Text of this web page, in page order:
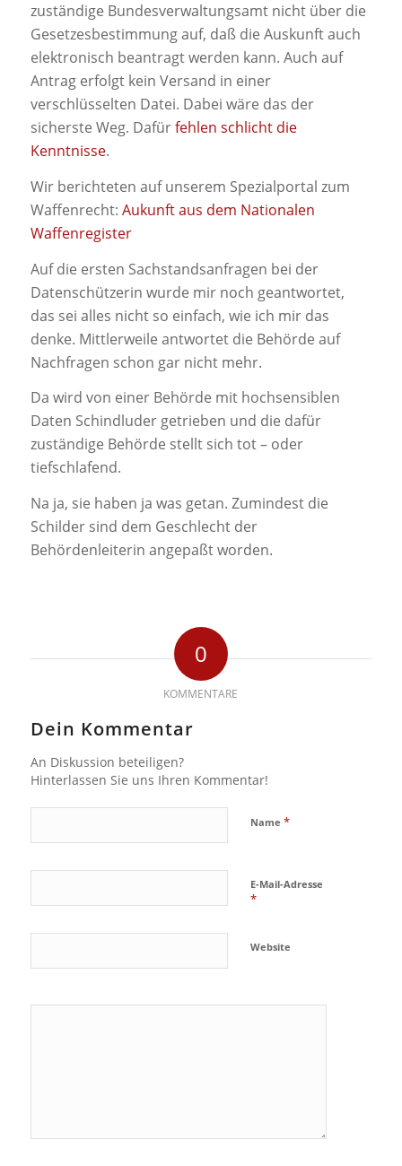
zuständige Bundesverwaltungsamt nicht über die
Gesetzesbestimmung auf, daß die Auskunft auch
elektronisch beantragt werden kann. Auch auf
Antrag erfolgt kein Versand in einer
verschlüsselten Datei. Dabei wäre das der
sicherste Weg. Dafürfehlen schlicht die
Kenntnisse.
Wir berichteten auf unserem Spezialportal zum
Waffenrecht: Aukunft aus dem Nationalen
Waffenregister
Auf die ersten Sachstandsanfragen bei der
Datenschützerin wurde mir noch geantwortet,
das sei alles nicht so einfach, wie ich mir das
denke. Mittlerweile antwortet die Behörde auf
Nachfragen schon gar nicht mehr.
Da wird von einer Behörde mit hochsensiblen
Daten Schindluder getrieben und die dafür
zuständige Behörde stellt sich tot – oder
tiefschlafend.
Na ja, sie haben ja was getan. Zumindest die
Schilder sind dem Geschlecht der
Behördenleiterin angepaßt worden.
0
KOMMENTARE
Dein Kommentar
An Diskussion beteiligen?
Hinterlassen Sie uns Ihren Kommentar!
Name *
E-Mail-Adresse
*
Website